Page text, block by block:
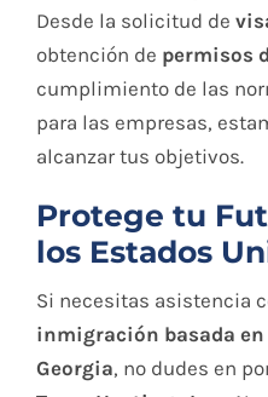
Desde la solicitud de
obtención de permisos
cumplimiento de las
para las empresas,
alcanzar tus objetivos.
Protege tu
los Estados
Si necesitas asistencia
inmigración basada en
Georgia, no dudes en